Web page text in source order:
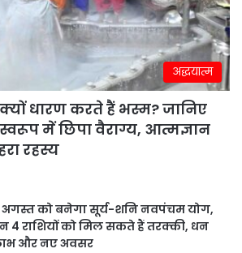
अद्धयात्म
धारण करते हैं भस्म? जानिए
में छिपा वैराग्य, आत्मज्ञान
रहस्य
अगस्त को बनेगा सूर्य-शनि नवपंचम योग,
4 राशियों को मिल सकते हैं तरक्की, धन
और नए अवसर